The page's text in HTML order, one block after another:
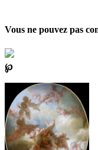
Vous ne pouvez pas
℘